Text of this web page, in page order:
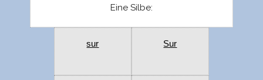
Eine Silbe:
sur Sur